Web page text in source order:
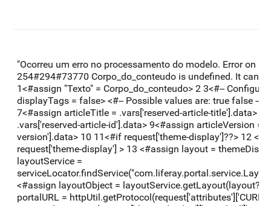
"Ocorreu um erro no processamento do modelo. Error on
254#294#73770 Corpo_do_conteudo is undefined. It
1<#assign "Texto" = Corpo_do_conteudo> 2 3<#--
displayTags = false> <#-- Possible values are: true false -->
7<#assign articleTitle = .vars['reserved-article-title'].data>
.vars['reserved-article-id'].data> 9<#assign articleVersion =
version'].data> 10 11<#if request['theme-display']??> 12
request['theme-display'] > 13 <#assign layout =
layoutService =
<#assign layoutObject =
portalURL =